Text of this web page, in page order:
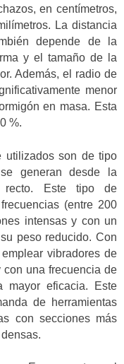
en centímetros,
La distancia
depende de la
y el tamaño de la
Además, el radio de
menor
en masa. Esta
%.
utilizados son de tipo
generan desde la
recto. Este tipo de
(entre 200
intensas y con un
peso reducido. Con
vibradores de
una frecuencia de
mayor eficacia. Este
de herramientas
con secciones más